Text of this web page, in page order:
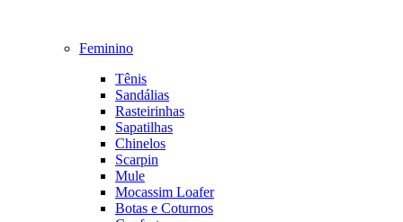
Feminino
Tênis
Sandálias
Rasteirinhas
Sapatilhas
Chinelos
Scarpin
Mule
Mocassim Loafer
Botas e Coturnos